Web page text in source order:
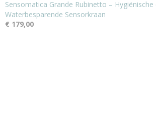
Sensomatica Grande Rubinetto – Hygiënische
Waterbesparende Sensorkraan
€ 179,00